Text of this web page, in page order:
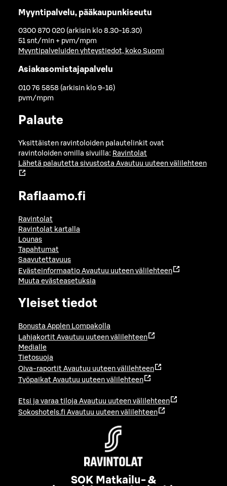
Myyntipalvelu, pääkaupunkiseutu
0300 870 020 (arkisin klo 8.30-16.30)
51 snt/min + pvm/mpm
Myyntipalveluiden yhteystiedot, koko Suomi
Asiakasomistajapalvelu
010 76 5858 (arkisin klo 9-16)
pvm/mpm
Palaute
Yksittäisten ravintoloiden palautelinkit ovat
ravintoloiden omilla sivuilla: Ravintolat
Lähetä palautetta sivustosta Avautuu uuteen välilehteen
Raflaamo.fi
Ravintolat
Ravintolat kartalla
Lounas
Tapahtumat
Saavutettavuus
Evästeinformaatio Avautuu uuteen välilehteen
Muuta evästeasetuksia
Yleiset tiedot
Bonusta Applen Lompakolla
Lahjakortit Avautuu uuteen välilehteen
Medialle
Tietosuoja
Oiva-raportit Avautuu uuteen välilehteen
Työpaikat Avautuu uuteen välilehteen
Etsi ja varaa tiloja Avautuu uuteen välilehteen
Sokoshotels.fi Avautuu uuteen välilehteen
SOK Matkailu- &